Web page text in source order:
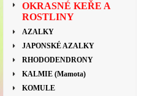
OKRASNÉ KEŘE A
ROSTLINY
AZALKY
JAPONSKÉ AZALKY
RHODODENDRONY
KALMIE (Mamota)
KOMULE